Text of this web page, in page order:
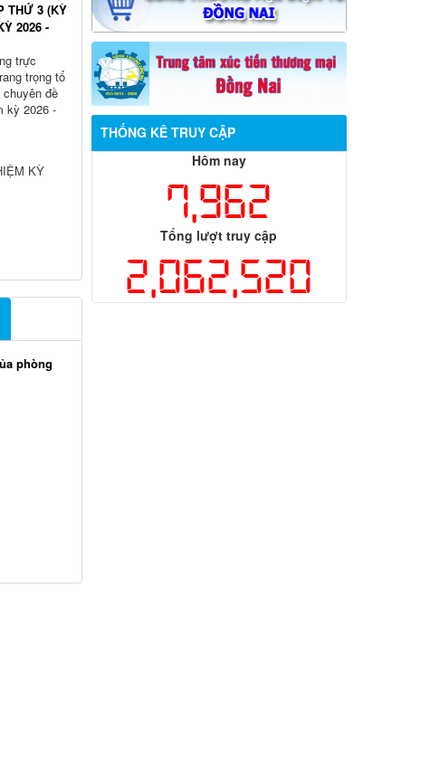
THỨ 3 (KỲ
2026 -
trực
trọng tổ
đề
kỳ 2026 -
KỲ
phòng
THỐNG KÊ TRUY CẬP
Hôm nay
7,962
Tổng lượt truy cập
2,062,520